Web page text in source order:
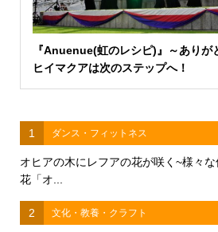
『Anuenue(虹のレシピ)』～ありが
ヒイマクアは次のステップへ！
1 ダンス・フィットネス
オヒアの木にレフアの花が咲く~様々
花「オ...
2 文化・教養・クラフト